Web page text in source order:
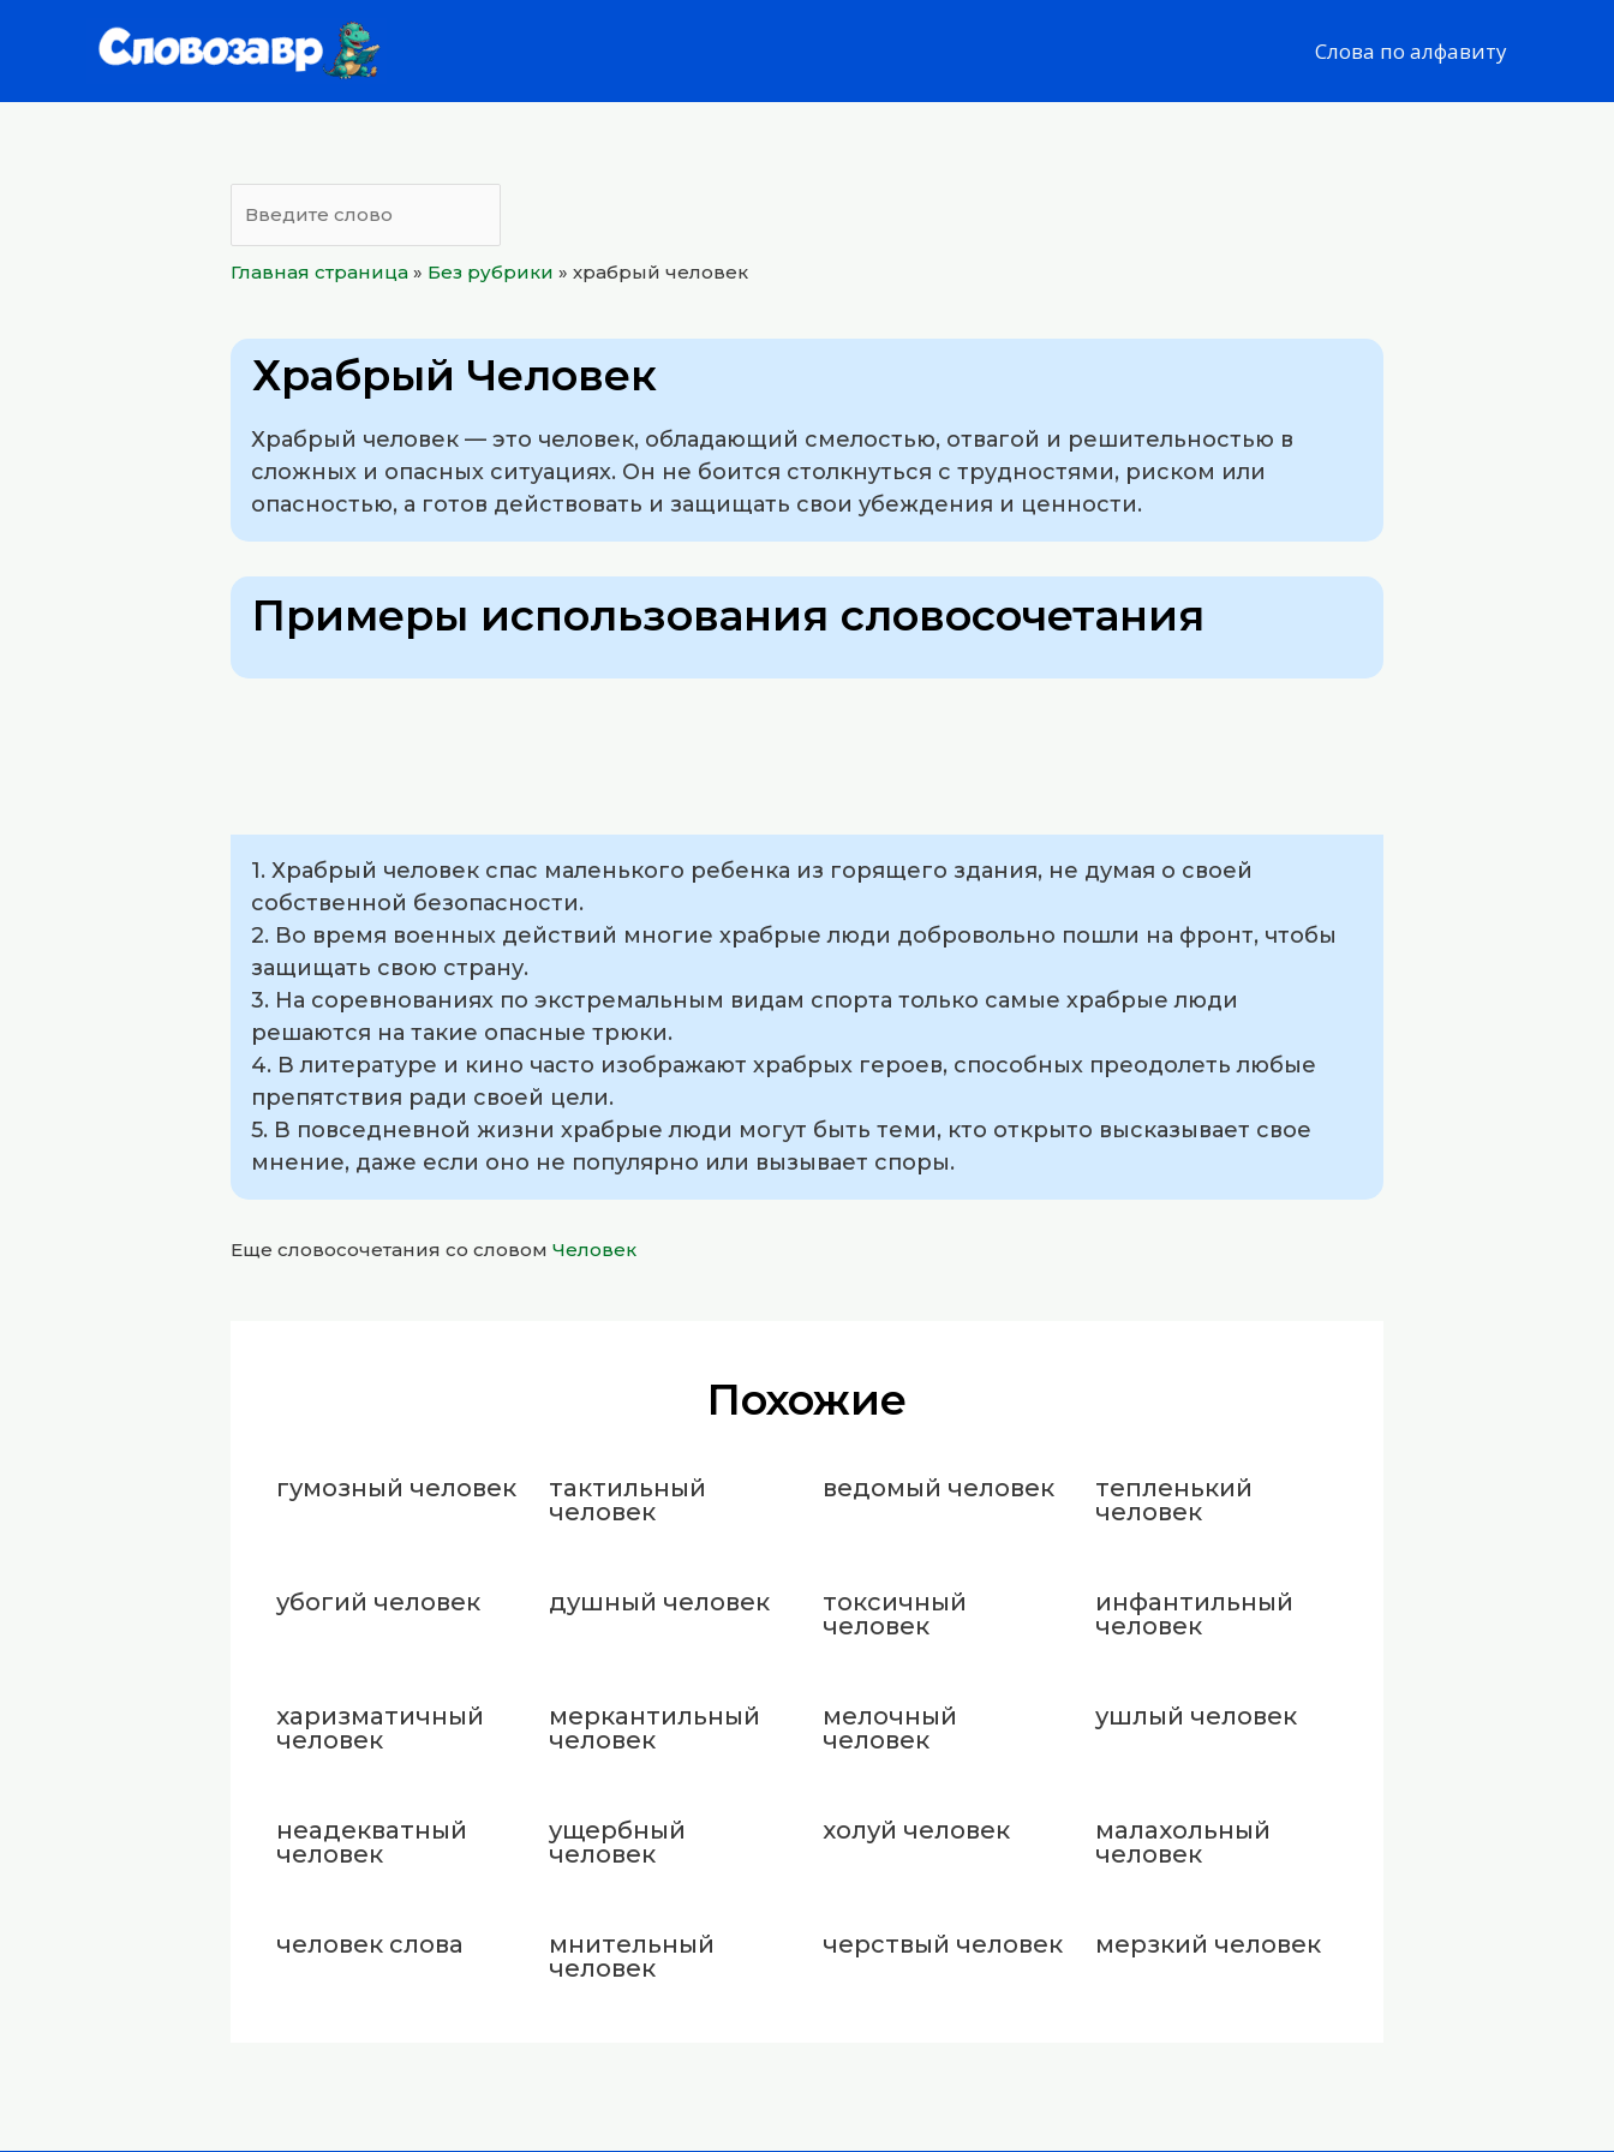
Слова по алфавиту
Главная страница » Без рубрики » храбрый человек
Храбрый Человек
Храбрый человек — это человек, обладающий смелостью, отвагой и решительностью в
сложных и опасных ситуациях. Он не боится столкнуться с трудностями, риском или
опасностью, а готов действовать и защищать свои убеждения и ценности.
Примеры использования словосочетания
1. Храбрый человек спас маленького ребенка из горящего здания, не думая о своей
собственной безопасности.
2. Во время военных действий многие храбрые люди добровольно пошли на фронт, чтобы
защищать свою страну.
3. На соревнованиях по экстремальным видам спорта только самые храбрые люди
решаются на такие опасные трюки.
4. В литературе и кино часто изображают храбрых героев, способных преодолеть любые
препятствия ради своей цели.
5. В повседневной жизни храбрые люди могут быть теми, кто открыто высказывает свое
мнение, даже если оно не популярно или вызывает споры.
Еще словосочетания со словом Человек
Похожие
гумозный человек
тактильный
человек
ведомый человек
тепленький
человек
убогий человек душный человек
токсичный
человек
инфантильный
человек
харизматичный
человек
меркантильный
человек
мелочный
человек
ушлый человек
неадекватный
человек
ущербный
человек
холуй человек
малахольный
человек
человек слова
мнительный
человек
черствый человек мерзкий человек